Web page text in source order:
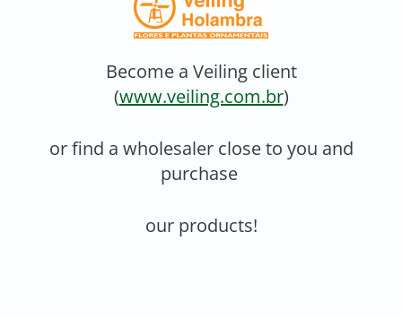
Become a Veiling client
(www.veiling.com.br)
or find a wholesaler close to you and
purchase
our products!